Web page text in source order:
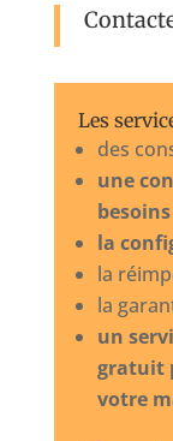
Les
des
une
besoins
la
la
la
un
gratuit
votre